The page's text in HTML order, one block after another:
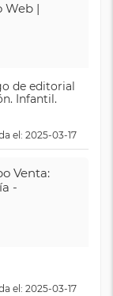
Web |
de editorial
Infantil.
el: 2025-03-17
Venta:
-
el: 2025-03-17